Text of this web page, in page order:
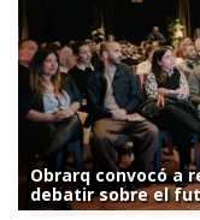
Obrarq convocó a
debatir sobre el